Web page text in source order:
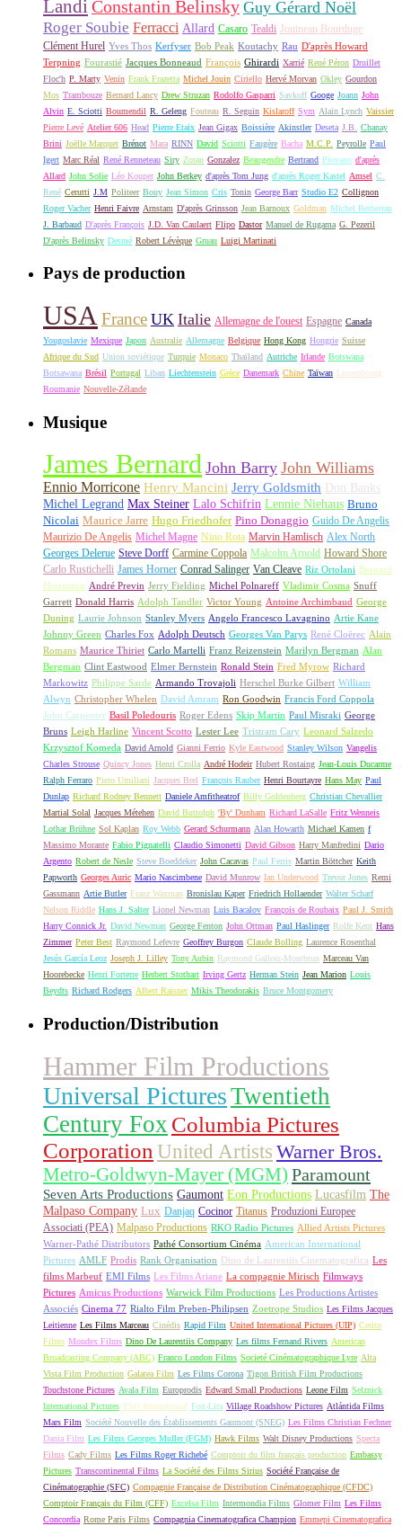
Landi Constantin Belinsky Guy Gérard Noël
Roger Soubie Ferracci Allard Casaro Tealdi Jouineau Bourduge
Clément Hurel Yves Thos Kerfyser Bob Peak Koutachy Rau D'après Howard
Terpning Fourastié Jacques Bonneaud François Ghirardi Xarrié René Péron Druillet
Floc'h P. Marty Venin Frank Frazetta Michel Jouin Ciriello Hervé Morvan Okley Gourdon
Mos Trambouze Bernard Lancy Drew Struzan Rodolfo Gasparri Savkoff Googe Joann John
Alvin E. Sciotti Boumendil R. Geleng Fouteau R. Seguin Kislaroff Sym Alain Lynch Vaissier
Pierre Levé Atelier 606 Head Pierre Etaix Jean Gigax Boissière Akinstler Deseta J.B.
Chanay
Brini Joëlle Marquet Brénot Mara RINN David Sciotti Faugère Bacha M.C.P. Peyrolle Paul
Igert Marc Réal René Renneteau Siry Zoran Gonzalez Beaugendre Bertrand Piovano d'après
Allard John Solie Léo Kouper John Berkey d'après Tom Jung d'après Roger Kastel Amsel C.
René Cerutti J.M Politeer Bouy Jean Simon Cris Tonin George Barr Studio E2 Collignon
Roger Vacher Henri Faivre Arnstam D'après Grinsson Jean Barnoux Goldman Michel Berberian
J. Barbaud D'après François J.D. Van Caulaert Flipo Dastor Manuel de Rugama G. Pezeril
D'après Belinsky Desmé Robert Lévèque Gruau Luigi Martinati
Pays de production
USA France UK Italie Allemagne de l'ouest Espagne Canada
Yougoslavie Mexique Japon Australie Allemagne Belgique Hong Kong Hongrie Suisse
Afrique du Sud Union soviétique Turquie Monaco Thaïland Autriche Irlande Botswana
Botsawana Brésil Portugal Liban Liechtenstein Grèce Danemark Chine Taïwan Luxembourg
Roumanie Nouvelle-Zélande
Musique
James Bernard John Barry John Williams
Ennio Morricone Henry Mancini Jerry Goldsmith Don Banks
Michel Legrand Max Steiner Lalo Schifrin Lennie Niehaus Bruno
Nicolai Maurice Jarre Hugo Friedhofer Pino Donaggio Guido De Angelis
Maurizio De Angelis Michel Magne Nino Rota Marvin Hamlisch Alex North
Georges Delerue Steve Dorff Carmine Coppola Malcolm Arnold Howard Shore
Carlo Rustichelli James Horner Conrad Salinger Van Cleave Riz Ortolani Bernard
Herrmann André Previn Jerry Fielding Michel Polnareff Vladimir Cosma Snuff
Garrett Donald Harris Adolph Tandler Victor Young Antoine Archimbaud George
Duning Laurie Johnson Stanley Myers Angelo Francesco Lavagnino Artie Kane
Johnny Green Charles Fox Adolph Deutsch Georges Van Parys René Cloërec Alain
Romans Maurice Thiriet Carlo Martelli Franz Reizenstein Marilyn Bergman Alan
Bergman Clint Eastwood Elmer Bernstein Ronald Stein Fred Myrow Richard
Markowitz Philippe Sarde Armando Trovajoli Herschel Burke Gilbert William
Alwyn Christopher Whelen David Amram Ron Goodwin Francis Ford Coppola
John Carpenter Basil Poledouris Roger Edens Skip Martin Paul Misraki George
Bruns Leigh Harline Vincent Scotto Lester Lee Tristram Cary Leonard Salzedo
Krzysztof Komeda David Arnold Gianni Ferrio Kyle Eastwood Stanley Wilson Vangelis
Charles Strouse Quincy Jones Henri Crolla André Hodeir Hubert Rostaing Jean-Louis Ducarme
Ralph Ferraro Piero Umiliani Jacques Brel François Rauber Henri Bourtayre Hans May Paul
Dunlap Richard Rodney Bennett Daniele Amfitheatrof Billy Goldenberg Christian Chevallier
Martial Solal Jacques Métehen David Buttolph 'By' Dunham Richard LaSalle Fritz Wenneis
Lothar Brühne Sol Kaplan Roy Webb Gerard Schurmann Alan Howarth Michael Kamen f
Massimo Morante Fabio Pignatelli Claudio Simonetti David Gibson Harry Manfredini Dario
Argento Robert de Nesle Steve Boeddeker John Cacavas Paul Ferris Martin Böttcher Keith
Papworth Georges Auric Mario Nascimbene David Munrow Ian Underwood Trevor Jones Remi
Gassmann Artie Butler Franz Waxman Bronislau Kaper Friedrich Hollaender Walter Scharf
Nelson Riddle Hans J. Salter Lionel Newman Luis Bacalov François de Roubaix Paul J. Smith
Harry Connick Jr. David Newman George Fenton John Ottman Paul Haslinger Rolfe Kent Hans
Zimmer Peter Best Raymond Lefevre Geoffrey Burgon Claude Bolling Laurence Rosenthal
Jesús García Leoz Joseph J. Lilley Tony Aubin Raymond Gallois-Montbrun Marceau Van
Hoorebecke Henri Forterre Herbert Stothart Irving Gertz Herman Stein Jean Marion Louis
Beydts Richard Rodgers Albert Raisner Mikis Theodorakis Bruce Montgomery
Production/Distribution
Hammer Film Productions
Universal PicturesTwentieth
Century Fox Columbia Pictures
Corporation United Artists Warner Bros.
Metro-Goldwyn-Mayer (MGM) Paramount
Seven Arts Productions Gaumont Eon Productions Lucasfilm The
Malpaso Company Lux Danjaq Cocinor Titanus Produzioni Europee
Associati (PEA) Malpaso Productions RKO Radio Pictures Allied Artists Pictures
Warner-Pathé Distributors Pathé Consortium Cinéma American International
Pictures AMLF Prodis Rank Organisation Dino de Laurentiis Cinematografica Les
films Marbeuf EMI Films Les Films Ariane La compagnie Mirisch Filmways
Pictures Amicus Productions Warwick Film Productions Les Productions Artistes
Associés Cinema 77 Rialto Film Preben-Philipsen Zoetrope Studios Les Films Jacques
Leitienne Les Films Marceau Cinédis Rapid Film United International Pictures (UIP) Cerito
Films Mondex Films Dino De Laurentiis Company Les films Fernand Rivers American
Broadcasting Company (ABC) Franco London Films Societé Cinématographique Lyre Alta
Vista Film Production Galatea Film Les Films Corona Tigon British Film Productions
Touchstone Pictures Avala Film Europrodis Edward Small Productions Leone Film Selznick
International Pictures PSO International Fox-Lira Village Roadshow Pictures Atlántida Films
Mars Film Société Nouvelle des Établissements Gaumont (SNEG) Les Films Christian Fechner
Dania Film Les Films Georges Muller (FGM) Hawk Films Walt Disney Productions Specta
Films Cady Films Les Films Roger Richebé Comptoir du film français production Embassy
Pictures Transcontinental Films La Société des Films Sirius Société Française de
Cinématographie (SFC) Compagnie Française de Distribution Cinématographique (CFDC)
Comptoir Français du Film (CFF) Excelsa Film Intermondia Films Glomer Film Les Films
Concordia Rome Paris Films Compagnia Cinematografica Champion Emmepi Cinematografica